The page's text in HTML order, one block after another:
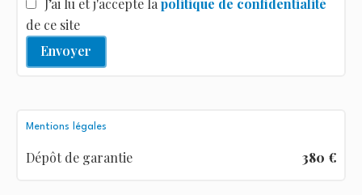
de ce site
Envoyer
Mentions légales
Dépôt de garantie 380 €